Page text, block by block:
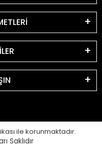
ile korunmaktadır.
Saklıdır